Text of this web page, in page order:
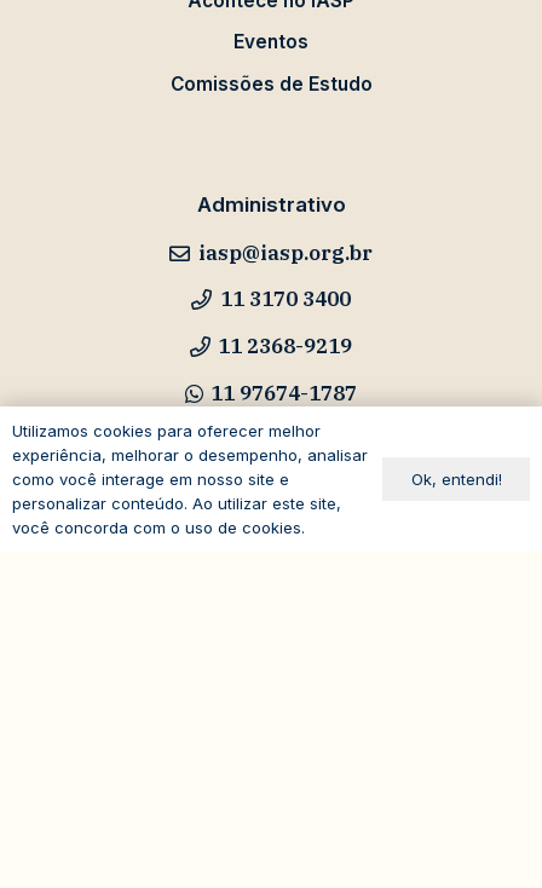
Eventos
Comissões de Estudo
Administrativo
iasp@iasp.org.br
11 3170 3400
11 2368-9219
11 97674-1787
Cursos e Eventos
Utilizamos cookies para oferecer melhor
experiência, melhorar o desempenho, analisar
como você interage em nosso site e
personalizar conteúdo. Ao utilizar este site,
você concorda com o uso de cookies.
Ok, entendi!